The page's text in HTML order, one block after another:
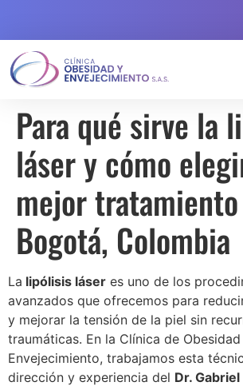
Para qué sirve la
láser y cómo
mejor
Bogotá, Colombia
La lipólisis láser es uno de los
avanzados que ofrecemos para
y mejorar la tensión de la piel sin
traumáticas. En la Clínica de
Envejecimiento, trabajamos esta
dirección y experiencia del Dr.